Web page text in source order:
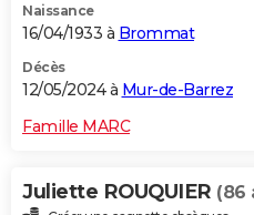
Naissance
16/04/1933 à Brommat
Décès
12/05/2024 à Mur-de-Barrez
Famille MARC
Juliette ROUQUIER (86